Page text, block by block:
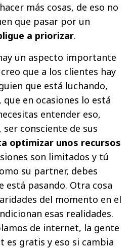
más cosas, de eso no
que pasar por un
a priorizar.
un aspecto importante
que a los clientes hay
que está luchando,
en ocasiones lo está
entender eso,
consciente de sus
optimizar unos recursos
son limitados y tú
su partner, debes
está pasando. Otra cosa
del momento en el
esas realidades.
de internet, la gente
es gratis y eso si cambia